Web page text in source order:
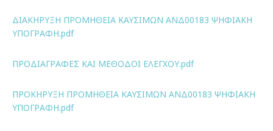
ΔΙΑΚΗΡΥΞΗ ΠΡΟΜΗΘΕΙΑ ΚΑΥΣΙΜΩΝ ΑΝΔ00183 ΨΗΦΙΑΚΗ
ΥΠΟΓΡΑΦΗ.pdf
ΠΡΟΔΙΑΓΡΑΦΕΣ ΚΑΙ ΜΕΘΟΔΟΙ ΕΛΕΓΧΟΥ.pdf
ΠΡΟΚΗΡΥΞΗ ΠΡΟΜΗΘΕΙΑ ΚΑΥΣΙΜΩΝ ΑΝΔ00183 ΨΗΦΙΑΚΗ
ΥΠΟΓΡΑΦΗ.pdf